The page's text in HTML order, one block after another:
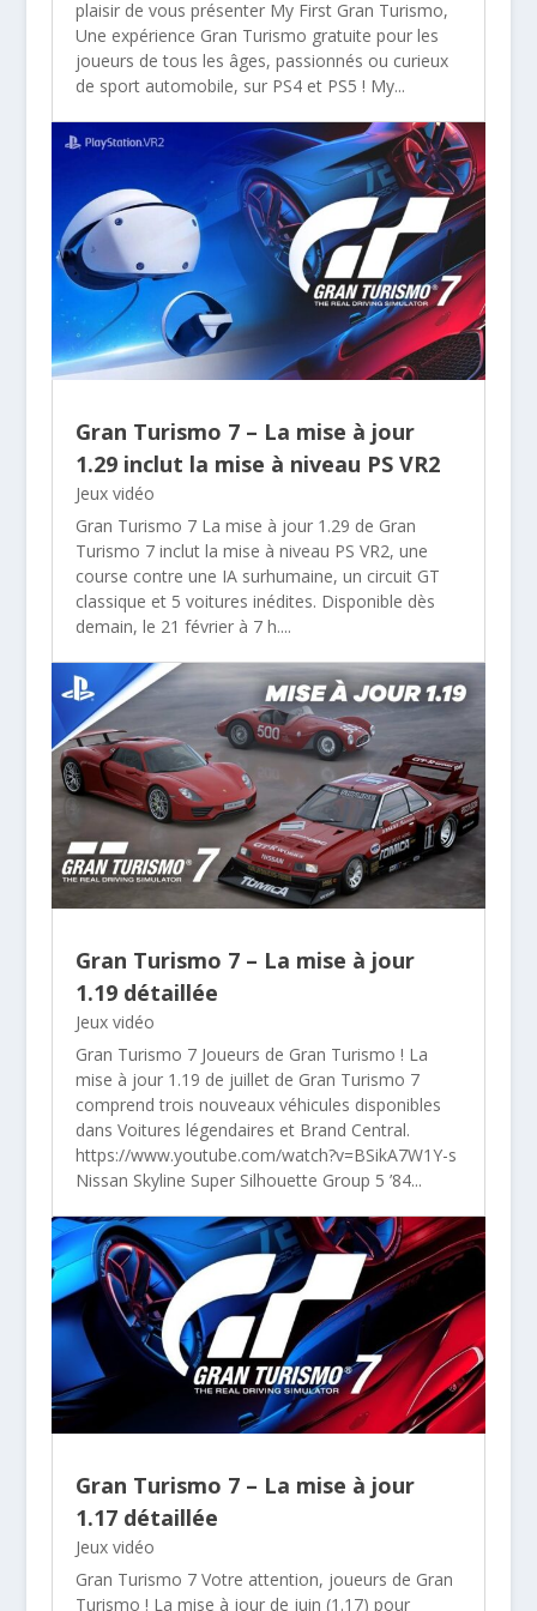
plaisir de vous présenter My First Gran Turismo,
Une expérience Gran Turismo gratuite pour les
joueurs de tous les âges, passionnés ou curieux
de sport automobile, sur PS4 et PS5 ! My...
Gran Turismo 7 – La mise à jour
1.29 inclut la mise à niveau PS VR2
Jeux vidéo
Gran Turismo 7 La mise à jour 1.29 de Gran
Turismo 7 inclut la mise à niveau PS VR2, une
course contre une IA surhumaine, un circuit GT
classique et 5 voitures inédites. Disponible dès
demain, le 21 février à 7 h....
Gran Turismo 7 – La mise à jour
1.19 détaillée
Jeux vidéo
Gran Turismo 7 Joueurs de Gran Turismo ! La
mise à jour 1.19 de juillet de Gran Turismo 7
comprend trois nouveaux véhicules disponibles
dans Voitures légendaires et Brand Central.
https://www.youtube.com/watch?v=BSikA7W1Y-s
Nissan Skyline Super Silhouette Group 5 ’84...
Gran Turismo 7 – La mise à jour
1.17 détaillée
Jeux vidéo
Gran Turismo 7 Votre attention, joueurs de Gran
Turismo ! La mise à jour de juin (1.17) pour